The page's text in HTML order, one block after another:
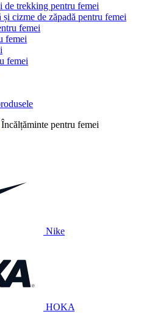
de trekking pentru femei
cizme de zăpadă pentru femei
femei
femei
femei
Încălțăminte pentru femei
Nike
HOKA